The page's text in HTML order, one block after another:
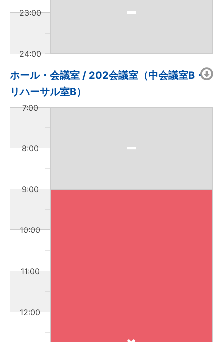
23:00
24:00
ホール・会議室 / 202会議室（中会議室B・
リハーサル室B）
7:00
8:00
9:00
10:00
11:00
12:00